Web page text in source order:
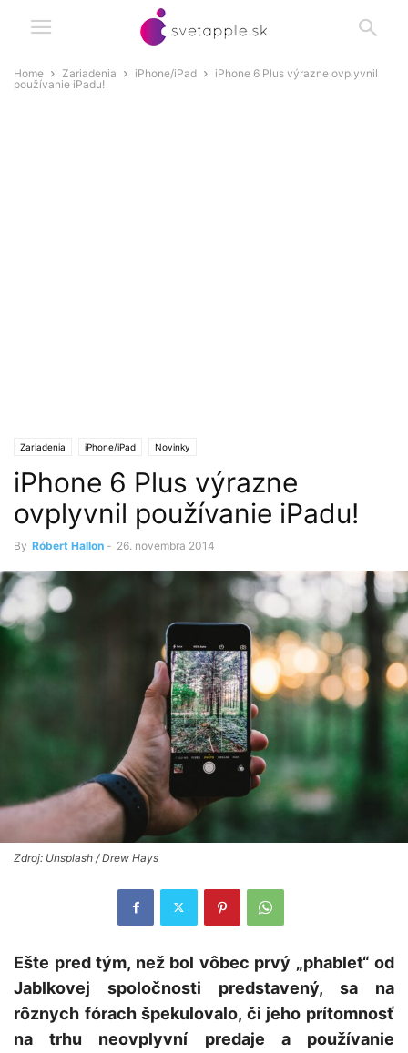
Home Zariadenia iPhone/iPad
iPhone 6 Plus výrazne ovplyvnil
používanie iPadu!
Zariadenia iPhone/iPad Novinky
iPhone 6 Plus výrazne
ovplyvnil používanie iPadu!
By Róbert Hallon - 26. novembra 2014
Zdroj: Unsplash / Drew Hays
Ešte pred tým, než bol vôbec prvý „phablet“ od
Jablkovej spoločnosti predstavený, sa na
rôznych fórach špekulovalo, či jeho prítomnosť
na trhu neovplyvní predaje a používanie